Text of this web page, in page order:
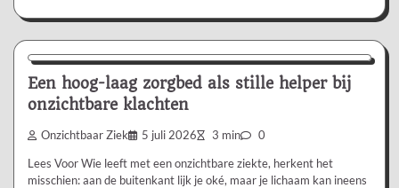
Aanbevolen
Een hoog-laag zorgbed als stille helper bij
onzichtbare klachten
Onzichtbaar Ziek 5 juli 2026 3 min 0
Lees Voor Wie leeft met een onzichtbare ziekte, herkent het
misschien: aan de buitenkant lijk je oké, maar je lichaam kan ineens